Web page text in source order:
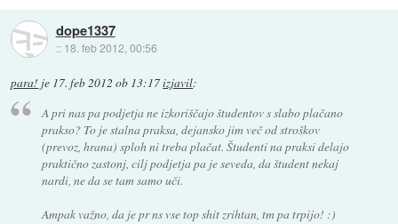
dope1337
:: 18. feb 2012, 00:56
para! je 17. feb 2012 ob 13:17izjavil:
A pri nas pa podjetja ne izkoriščajo študentov s slabo plačano
prakso? To je stalna praksa, dejansko jim več od stroškov
(prevoz, hrana) sploh ni treba plačat. Študenti na praksi delajo
praktično zastonj, cilj podjetja pa je seveda, da študent nekaj
nardi, ne da se tam samo uči.
Ampak važno, da je pr ns vse top shit zrihtan, tm pa trpijo! :)